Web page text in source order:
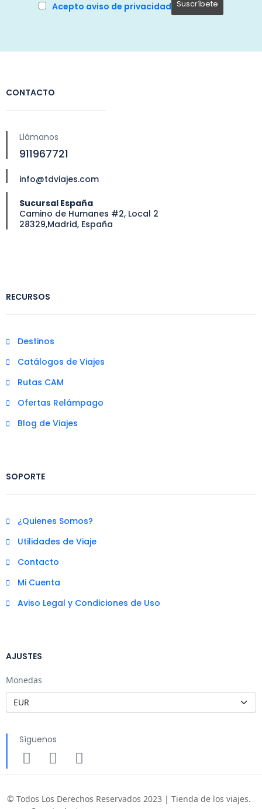
Acepto aviso de privacidad
CONTACTO
Llámanos
911967721
info@tdviajes.com
Sucursal España
Camino de Humanes #2, Local 2
28329,Madrid, España
RECURSOS
Destinos
Catálogos de Viajes
Rutas CAM
Ofertas Relámpago
Blog de Viajes
SOPORTE
¿Quienes Somos?
Utilidades de Viaje
Contacto
Mi Cuenta
Aviso Legal y Condiciones de Uso
AJUSTES
Monedas
Síguenos
© Todos Los Derechos Reservados 2023 | Tienda de los viajes.